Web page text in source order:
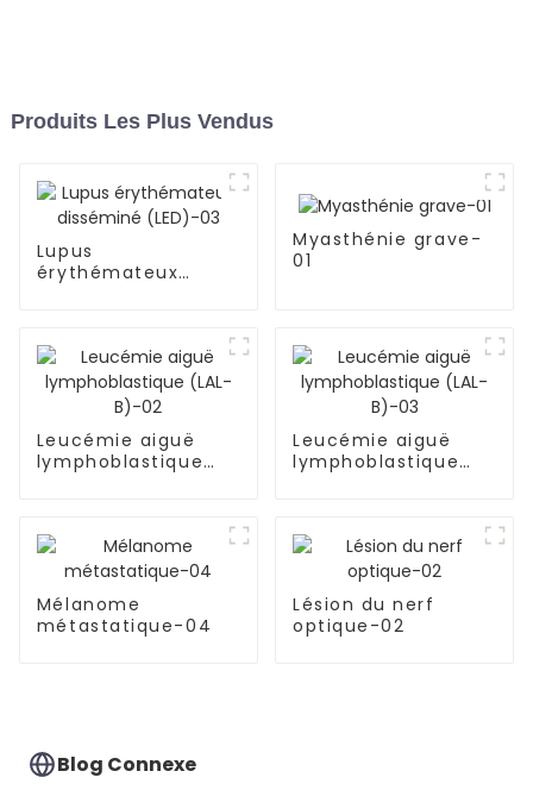
Produits Les Plus Vendus
Lupus
érythémateux
Myasthénie grave-
01
Leucémie aiguë
lymphoblastique
Leucémie aiguë
lymphoblastique
Mélanome
métastatique-04
Lésion du nerf
optique-02
Blog Connexe